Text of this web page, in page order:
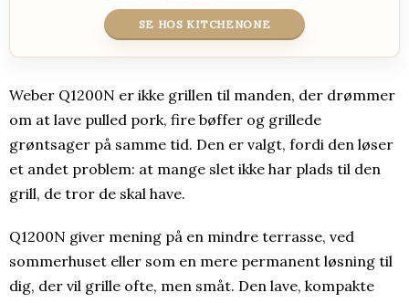
SE HOS KITCHENONE
Weber Q1200N er ikke grillen til manden, der drømmer
om at lave pulled pork, fire bøffer og grillede
grøntsager på samme tid. Den er valgt, fordi den løser
et andet problem: at mange slet ikke har plads til den
grill, de tror de skal have.
Q1200N giver mening på en mindre terrasse, ved
sommerhuset eller som en mere permanent løsning til
dig, der vil grille ofte, men småt. Den lave, kompakte